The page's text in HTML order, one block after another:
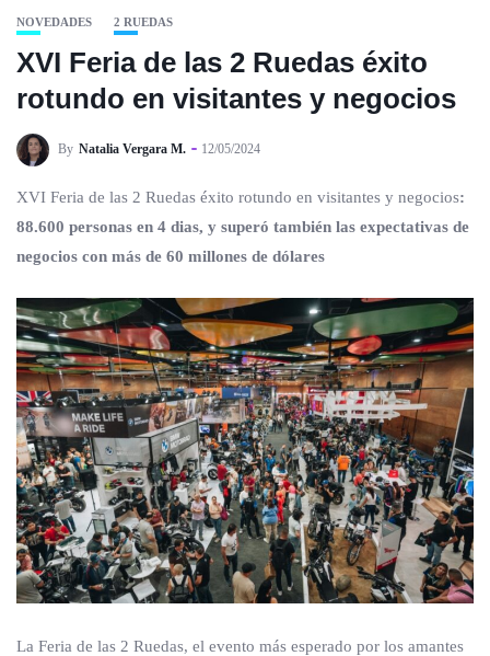
NOVEDADES 2 RUEDAS
XVI Feria de las 2 Ruedas éxito
rotundo en visitantes y negocios
By Natalia Vergara M. 12/05/2024
XVI Feria de las 2 Ruedas éxito rotundo en visitantes y negocios:
88.600 personas en 4 dias, y superó también las expectativas de
negocios con más de 60 millones de dólares
La Feria de las 2 Ruedas, el evento más esperado por los amantes